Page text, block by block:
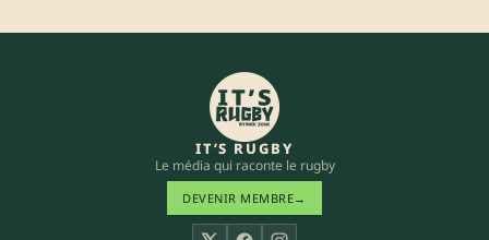
IT’S RUGBY
Le média qui raconte le rugby
DEVENIR MEMBRE→